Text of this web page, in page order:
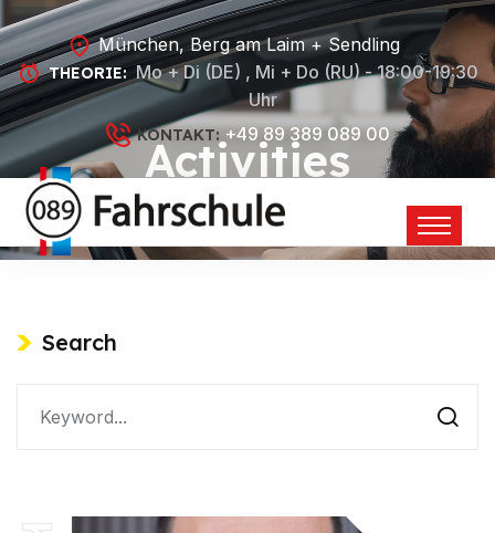
München, Berg am Laim + Sendling
THEORIE: Mo + Di (DE) , Mi + Do (RU) - 18:00-19:30
Uhr
KONTAKT: +49 89 389 089 00
Activities
Search